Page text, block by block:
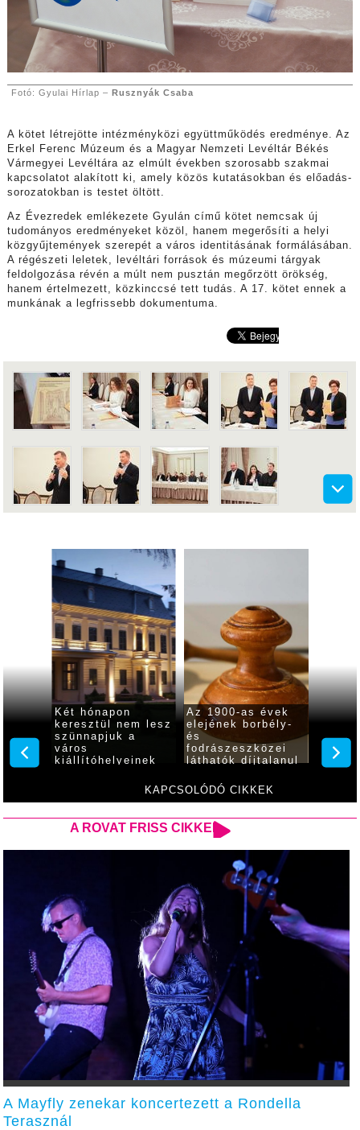
Fotó: Gyulai Hírlap – Rusznyák Csaba
A kötet létrejötte intézményközi együttműködés eredménye. Az
Erkel Ferenc Múzeum és a Magyar Nemzeti Levéltár Békés
Vármegyei Levéltára az elmúlt években szorosabb szakmai
kapcsolatot alakított ki, amely közös kutatásokban és előadás-
sorozatokban is testet öltött.
Az Évezredek emlékezete Gyulán című kötet nemcsak új
tudományos eredményeket közöl, hanem megerősíti a helyi
közgyűjtemények szerepét a város identitásának formálásában.
A régészeti leletek, levéltári források és múzeumi tárgyak
feldolgozása révén a múlt nem pusztán megőrzött örökség,
hanem értelmezett, közkinccsé tett tudás. A 17. kötet ennek a
munkának a legfrissebb dokumentuma.
KAPCSOLÓDÓ CIKKEK
az
Két hónapon
keresztül nem lesz
szünnapjuk a
város
kiállítóhelyeinek
Az 1900-as évek
elejének borbély-
és
fodrászeszközei
láthatók díjtalanul
kastélyban
hogy
A ROVAT FRISS CIKKEI
A Mayfly zenekar koncertezett a Rondella
Terasznál